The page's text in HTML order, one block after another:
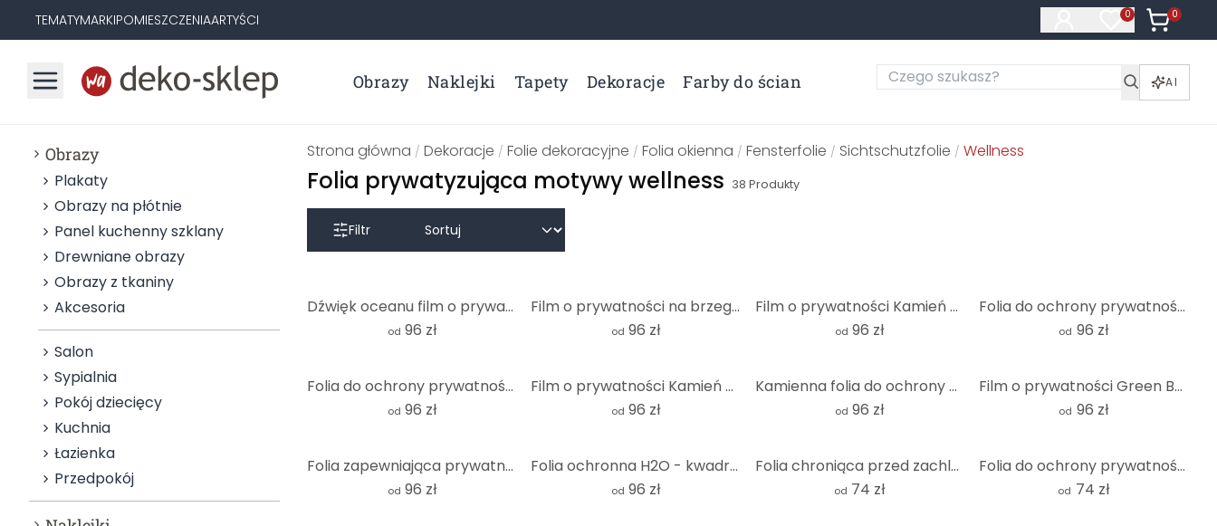
TEMATYMARKIPOMIESZCZENIAARTYŚCI 0
Produkty na
0
Produkty
Obrazy Naklejki Tapety Dekoracje Farby do ścian AI
Obrazy
Plakaty
Obrazy na płótnie
Panel kuchenny szklany
Drewniane obrazy
Obrazy z tkaniny
Akcesoria
Salon
Sypialnia
Pokój dziecięcy
Kuchnia
Łazienka
Przedpokój
Strona główna / Dekoracje / Folie dekoracyjne / Folia okienna / Fensterfolie / Sichtschutzfolie /Wellness
Folia prywatyzująca motywy wellness 38 Produkty
Filtr
Dźwięk oceanu film o prywatności
od 96 zł
Film o prywatności na brzegu rzeki
od 96 zł
Film o prywatności Kamień w piasku 2
od 96 zł
Folia do ochrony prywatności Orchid
od 96 zł
Folia do ochrony prywatności Bamboo Forest
od 96 zł
Film o prywatności Kamień w piasku 2 - Panorama
od 96 zł
Kamienna folia do ochrony prywatności w piasku 1
od 96 zł
Film o prywatności Green Buddha - Panorama
od 96 zł
Folia zapewniająca prywatność na kamiennej ścieżce
od 96 zł
Folia ochronna H2O - kwadratowa
od 96 zł
Folia chroniąca przed zachlapaniem - kwadratowa
od 74 zł
Folia do ochrony prywatności Spa Concept - kwadratowa
od 74 zł